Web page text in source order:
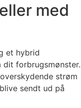
med
et hybrid
forbrugsmønster.
strøm
sendt ud på